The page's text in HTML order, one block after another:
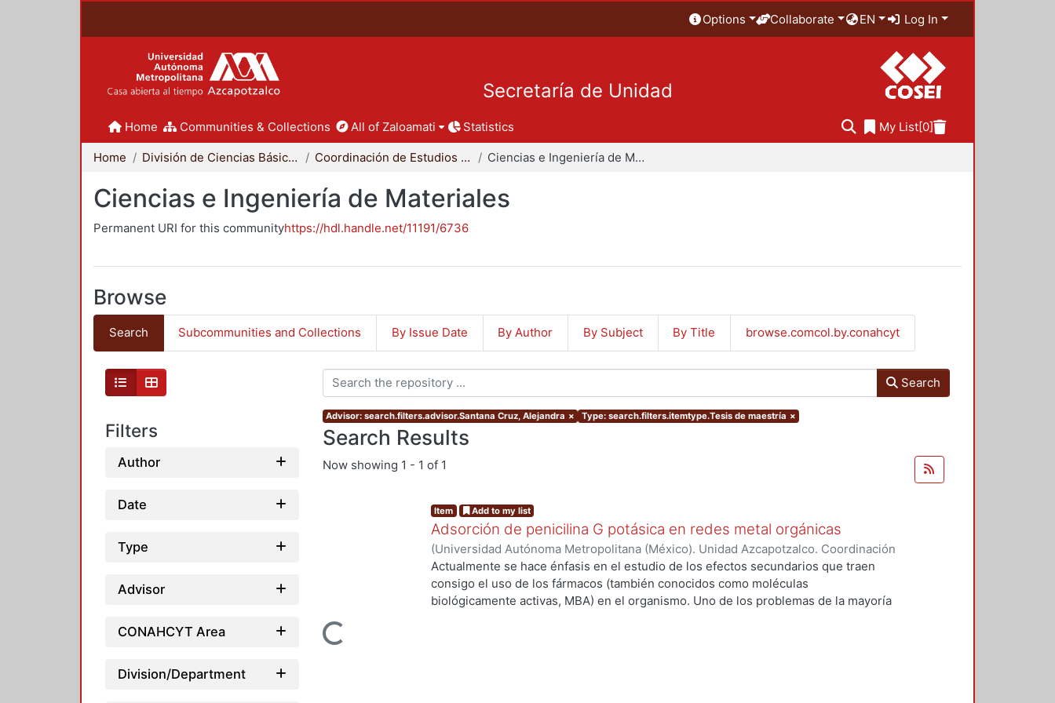
Options Collaborate EN Log In
Secretaría de Unidad
Home Communities & Collections All of Zaloamati Statistics My List[0]
Home División de Ciencias Básicas e Ingeniería Coordinación de Estudios de Posgrado - CBI Ciencias e Ingeniería de Materiales
Ciencias e Ingeniería de Materiales
Permanent URI for this communityhttps://hdl.handle.net/11191/6736
Browse
Search Subcommunities and Collections By Issue Date By Author By Subject By Title browse.comcol.by.conahcyt
Filters
Author
Date
Type
Advisor
CONAHCYT Area
Division/Department
Search
Advisor: search.filters.advisor.Santana Cruz, Alejandra × Type: search.filters.itemtype.Tesis de maestría ×
Search Results
Now showing 1 - 1 of 1
Loading...
Item Add to my list
Adsorción de penicilina G potásica en redes metal orgánicas
(Universidad Autónoma Metropolitana (México). Unidad Azcapotzalco. Coordinación
de Servicios de Información.,2021-04)Martínez Cabrera, Jhovany
Actualmente se hace énfasis en el estudio de los efectos secundarios que traen
consigo el uso de los fármacos (también conocidos como moléculas
biológicamente activas, MBA) en el organismo. Uno de los problemas de la mayoría